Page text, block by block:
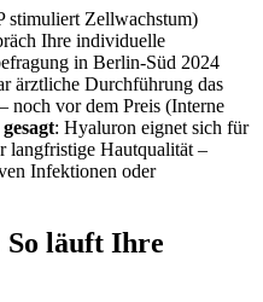
stimuliert Zellwachstum)
Ihre individuelle
in Berlin-Süd 2024
ärztliche Durchführung das
noch vor dem Preis (Interne
: Hyaluron eignet sich für
langfristige Hautqualität –
Infektionen oder
läuft Ihre